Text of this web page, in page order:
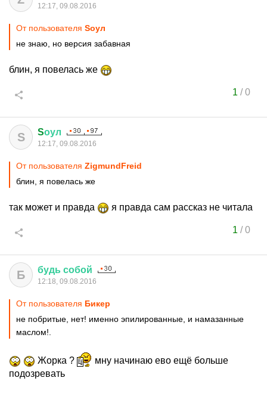
12:17, 09.08.2016
От пользователя Sоул
не знаю, но версия забавная
блин, я повелась же
1 /0
S Sоул
12:17, 09.08.2016
От пользователя ZigmundFreid
блин, я повелась же
так может и правда я правда сам рассказ не читала
1 /0
Б будь собой
12:18, 09.08.2016
От пользователя Бикер
не побритые, нет! именно эпилированные, и намазанные
маслом!.
Жорка ?
мну начинаю ево ещё больше
подозревать